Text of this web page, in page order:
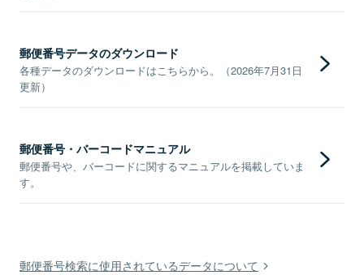
郵便番号データのダウンロード
各種データのダウンロードはこちらから。（2026年7月31日
更新）
郵便番号・バーコードマニュアル
郵便番号や、バーコードに関するマニュアルを掲載していま
す。
郵便番号検索に使用されているデータについて